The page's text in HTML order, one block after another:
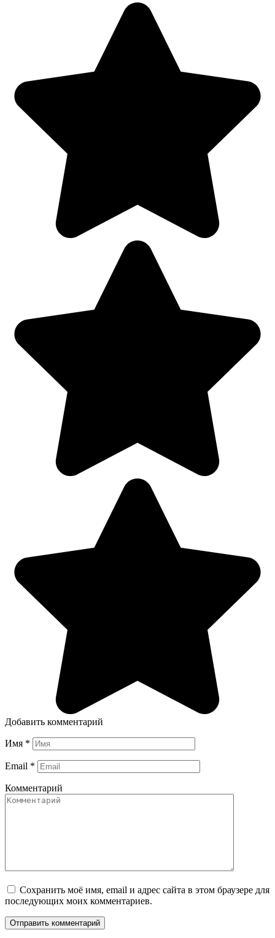
Добавить комментарий
Имя *
Email *
Комментарий
Сохранить моё имя, email и адрес сайта в этом браузере для
последующих моих комментариев.